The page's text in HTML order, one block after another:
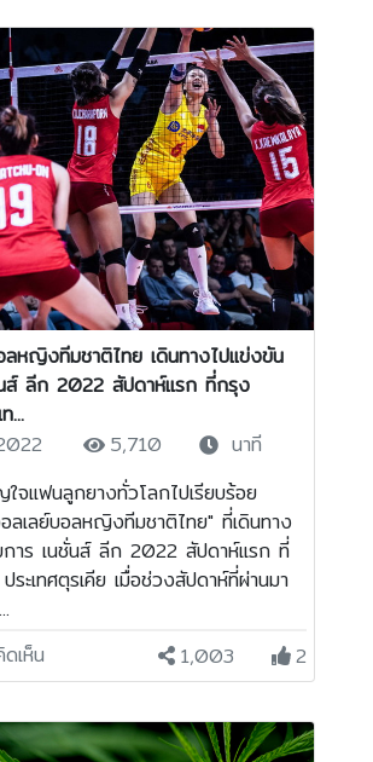
ลหญิงทีมชาติไทย เดินทางไปแข่งขัน
ส์ ลีก 2022 สัปดาห์แรก ที่กรุง
...
5,710
นาที
จแฟนลูกยางทั่วโลกไปเรียบร้อย
ลเลย์บอลหญิงทีมชาติไทย" ที่เดินทาง
การ เนชั่นส์ ลีก 2022 สัปดาห์แรก ที่
ระเทศตุรเคีย เมื่อช่วงสัปดาห์ที่ผ่านมา
เห็น
1,003 2